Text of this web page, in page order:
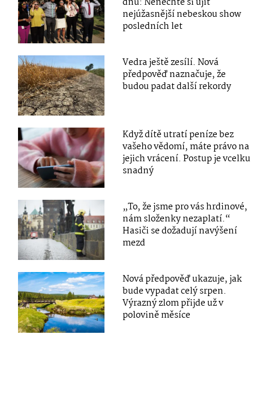
nejúžasnější nebeskou show
posledních let
Vedra ještě zesílí. Nová
předpověď naznačuje, že
budou padat další rekordy
Když dítě utratí peníze bez
vašeho vědomí, máte právo na
jejich vrácení. Postup je vcelku
snadný
„To, že jsme pro vás hrdinové,
nám složenky nezaplatí.“
Hasiči se dožadují navýšení
mezd
Nová předpověď ukazuje, jak
bude vypadat celý srpen.
Výrazný zlom přijde už v
polovině měsíce